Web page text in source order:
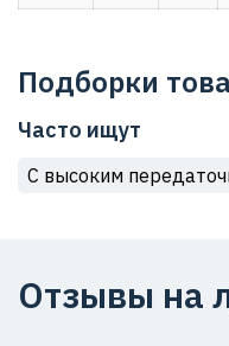
Подборки
Часто ищут
С высоким
Отзывы на